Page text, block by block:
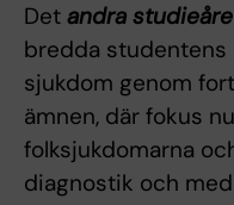
Det andra
bredda studentens
sjukdom genom
ämnen, där fokus
folksjukdomarna
diagnostik och